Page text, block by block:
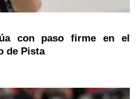
con paso firme en el
de Pista